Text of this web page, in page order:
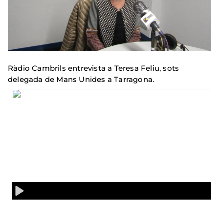
Ràdio Cambrils entrevista a Teresa Feliu, sots
delegada de Mans Unides a Tarragona.